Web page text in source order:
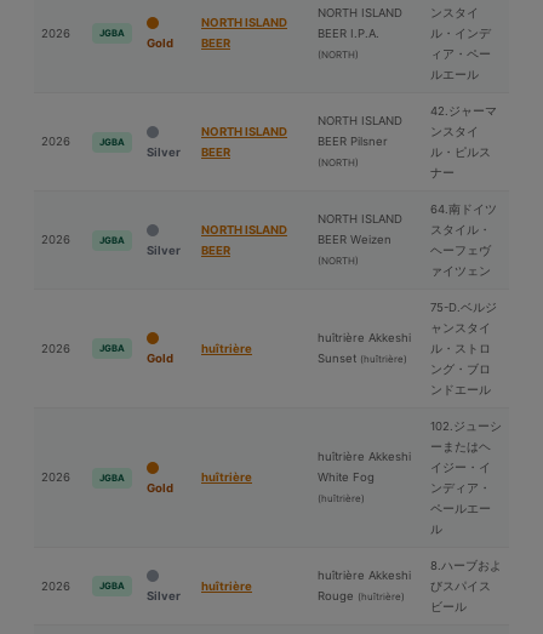
2026 JGBA
Gold
NORTH ISLAND
BEER
NORTH ISLAND
BEER I.P.A.
(NORTH)
ンスタイ
ル・インデ
ィア・ペー
ルエール
2026 JGBA
Silver
NORTH ISLAND
BEER
NORTH ISLAND
BEER Pilsner
(NORTH)
42.ジャーマ
ンスタイ
ル・ピルス
ナー
2026 JGBA
Silver
NORTH ISLAND
BEER
NORTH ISLAND
BEER Weizen
(NORTH)
64.南ドイツ
スタイル・
ヘーフェヴ
ァイツェン
2026 JGBA
Gold
huîtrière
huîtrière Akkeshi
Sunset (huîtrière)
75-D.ベルジ
ャンスタイ
ル・ストロ
ング・ブロ
ンドエール
2026 JGBA
Gold
huîtrière
huîtrière Akkeshi
White Fog
(huîtrière)
102.ジューシ
ーまたはヘ
イジー・イ
ンディア・
ペールエー
ル
2026 JGBA
Silver
huîtrière
huîtrière Akkeshi
Rouge (huîtrière)
8.ハーブおよ
びスパイス
ビール